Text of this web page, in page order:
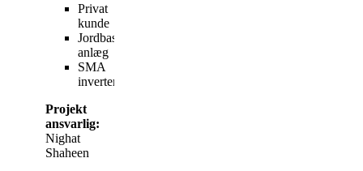
Privat
kunde
Jordbaseret
anlæg
SMA
invertere
Projekt
ansvarlig:
Nighat
Shaheen